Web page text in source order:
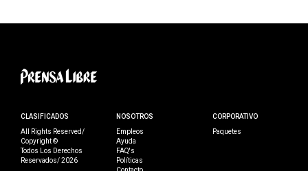
CLASIFICADOS
All Rights Reserved/
Copyright ©
Todos Los Derechos
Reservados/ 2026
NOSOTROS
Empleos
Ayuda
FAQ's
Políticas
CORPORATIVO
Paquetes